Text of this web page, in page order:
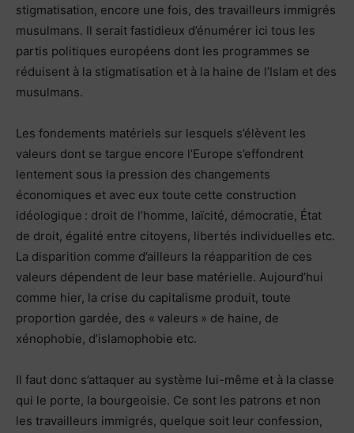
stigmatisation, encore une fois, des travailleurs immigrés
musulmans. Il serait fastidieux d’énumérer ici tous les
partis politiques européens dont les programmes se
réduisent à la stigmatisation et à la haine de l’Islam et des
musulmans.
Les fondements matériels sur lesquels s’élèvent les
valeurs dont se targue encore l’Europe s’effondrent
lentement sous la pression des changements
économiques et avec eux toute cette construction
idéologique : droit de l’homme, laïcité, démocratie, État
de droit, égalité entre citoyens, libertés individuelles etc.
La disparition comme d’ailleurs la réapparition de ces
valeurs dépendent de leur base matérielle. Aujourd’hui
comme hier, la crise du capitalisme produit, toute
proportion gardée, des « valeurs » de haine, de
xénophobie, d’islamophobie etc.
Il faut donc s’attaquer au système lui-même et à la classe
qui le porte, la bourgeoisie. Ce sont les patrons et non
les travailleurs immigrés, quelque soit leur confession,